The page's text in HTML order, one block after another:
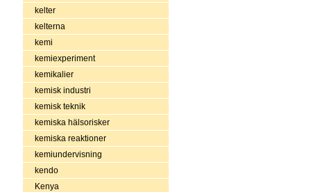
kelter
kelterna
kemi
kemiexperiment
kemikalier
kemisk industri
kemisk teknik
kemiska hälsorisker
kemiska reaktioner
kemiundervisning
kendo
Kenya